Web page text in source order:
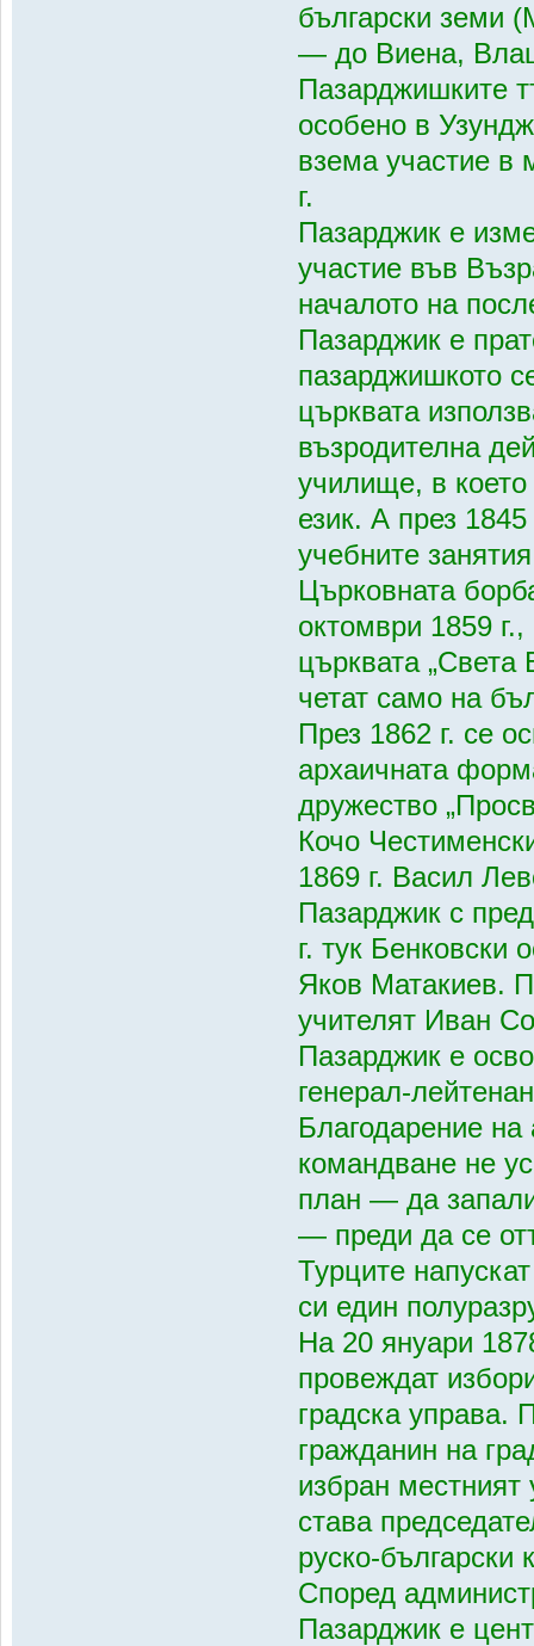
български земи
— до Виена,
Пазарджишките
особено в
взема участие в
г.
Пазарджик е
участие във
началото на
Пазарджик е
пазарджишкото
църквата
възродителна
училище, в което
език. А през
учебните
Църковната
октомври 1859 г.,
църквата „Света
четат само на
През 1862 г. се
архаичната
дружество
Кочо
1869 г. Васил
Пазарджик с
г. тук Бенковски
Яков Матакиев.
учителят Иван
Пазарджик е
генерал-
Благодарение
командване не
план — да
— преди да се
Турците
си един
На 20 януари
провеждат
градска управа.
гражданин на
избран
става
руско-български
Според
Пазарджик е